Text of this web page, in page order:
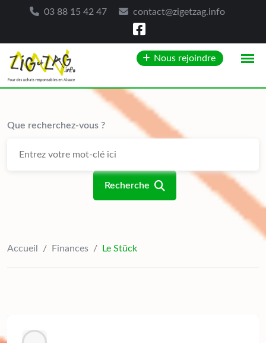
03 88 15 42 47 contact@zigetzag.info
content
Nous rejoindre
Que recherchez-vous ?
Recherche
Accueil / Finances / Le Stück